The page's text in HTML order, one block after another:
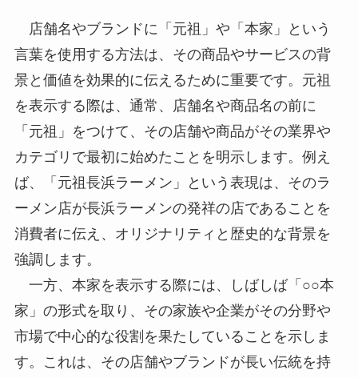
店舗名やブランドに「元祖」や「本家」という
言葉を使用する方法は、その商品やサービスの背
景と価値を効果的に伝えるために重要です。元祖
を表示する際は、通常、店舗名や商品名の前に
「元祖」をつけて、その店舗や商品がその業界や
カテゴリで最初に始めたことを明示します。例え
ば、「元祖長浜ラーメン」という表現は、そのラ
ーメン店が長浜ラーメンの発祥の店であることを
消費者に伝え、オリジナリティと歴史的な背景を
強調します。
一方、本家を表示する際には、しばしば「○○本
家」の形式を取り、その家族や企業がその分野や
市場で中心的な役割を果たしていることを示しま
す。これは、その店舗やブランドが長い伝統を持